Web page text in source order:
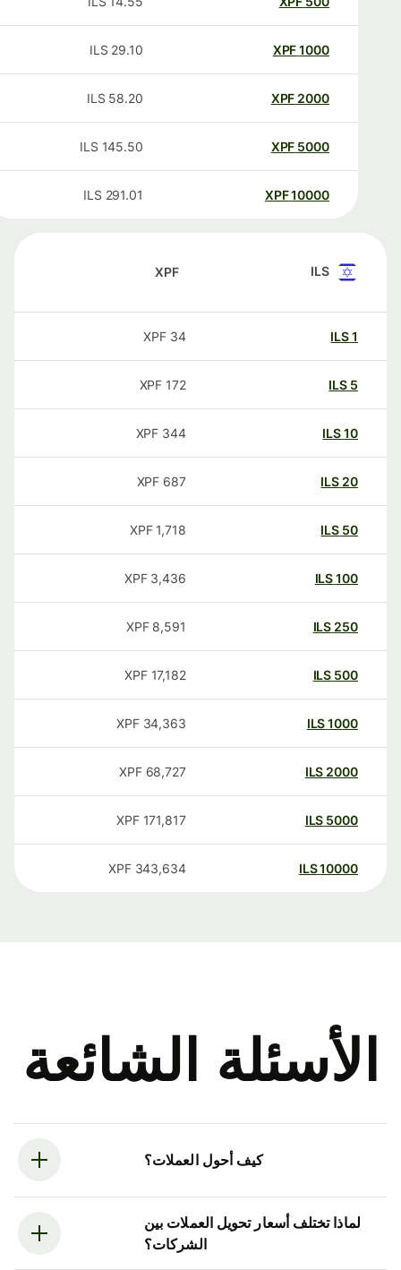
1000
XPF
29.10
ILS
2000
XPF
58.20
ILS
5000
XPF
145.50
ILS
10000
XPF
291.01
ILS
ILS
XPF
ILS
34
XPF
ILS
172
XPF
ILS
344
XPF
20
ILS
687
XPF
50
ILS
1,718
XPF
100
ILS
3,436
XPF
250
ILS
8,591
XPF
500
ILS
17,182
XPF
1000
ILS
34,363
XPF
2000
ILS
68,727
XPF
5000
ILS
171,817
XPF
10000
ILS
343,634
XPF
الأسئلة الشائعة
كيف أحول العملات؟
لماذا تختلف أسعار تحويل العملات بين
الشركات؟